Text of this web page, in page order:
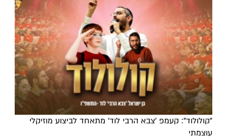
"קולולוד": קעמפ 'צבא הרבי לוד' מתאחד לביצוע מוזיקלי
עוצמתי